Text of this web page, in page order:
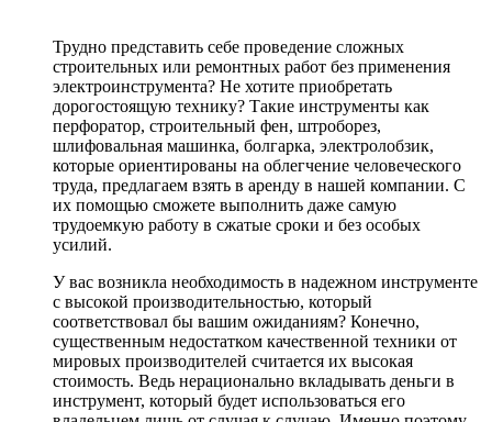
Трудно представить себе проведение сложных
строительных или ремонтных работ без применения
электроинструмента? Не хотите приобретать
дорогостоящую технику? Такие инструменты как
перфоратор, строительный фен, штроборез,
шлифовальная машинка, болгарка, электролобзик,
которые ориентированы на облегчение человеческого
труда, предлагаем взять в аренду в нашей компании. С
их помощью сможете выполнить даже самую
трудоемкую работу в сжатые сроки и без особых
усилий.
У вас возникла необходимость в надежном инструменте
с высокой производительностью, который
соответствовал бы вашим ожиданиям? Конечно,
существенным недостатком качественной техники от
мировых производителей считается их высокая
стоимость. Ведь нерационально вкладывать деньги в
инструмент, который будет использоваться его